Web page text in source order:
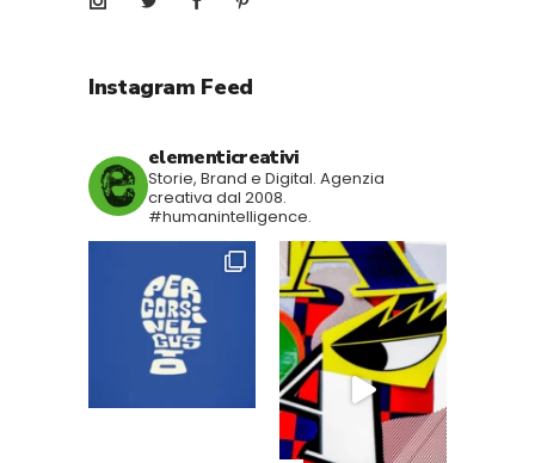
Instagram Feed
elementicreativi
Storie, Brand e Digital. Agenzia
creativa dal 2008.
#humanintelligence.